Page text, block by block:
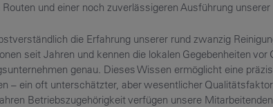
und einer noch zuverlässigeren Ausführung
die Erfahrung unserer rund zwanzig
seit Jahren und kennen die lokalen Gegebenheiten vor
genau. Dieses Wissen ermöglicht eine
– ein oft unterschätzter, aber wesentlicher
Betriebszugehörigkeit verfügen unsere